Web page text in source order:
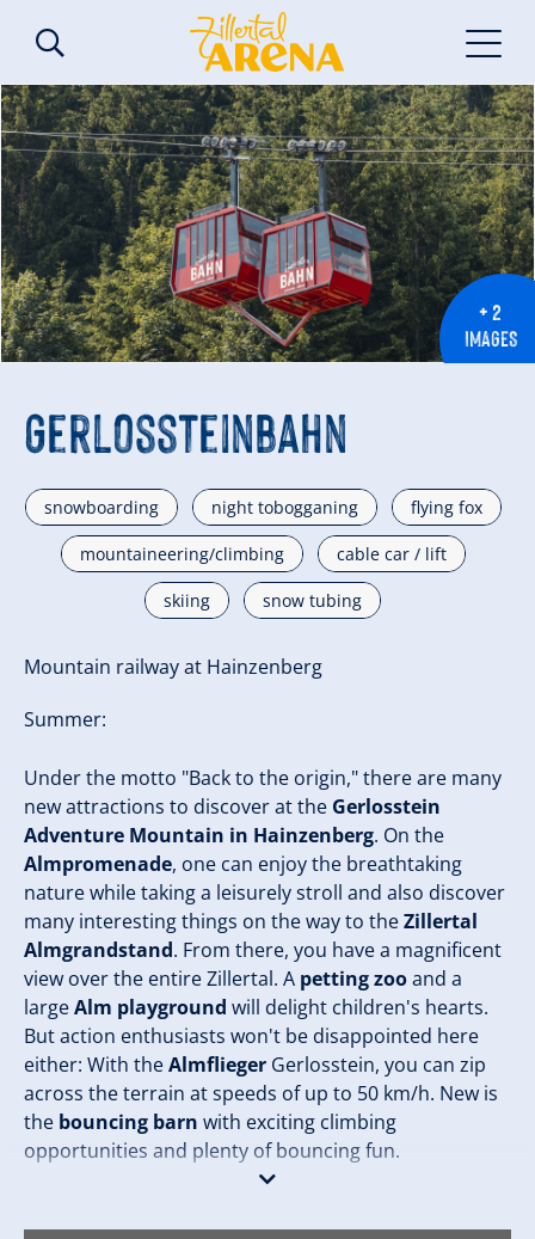
+ 2
IMAGES
Gerlossteinbahn
snowboarding night tobogganing flying fox
mountaineering/climbing cable car / lift
skiing snow tubing
Mountain railway at Hainzenberg
Summer:
Under the motto "Back to the origin," there are many
new attractions to discover at the Gerlosstein
Adventure Mountain in Hainzenberg. On the
Almpromenade, one can enjoy the breathtaking
nature while taking a leisurely stroll and also discover
many interesting things on the way to theZillertal
Almgrandstand. From there, you have a magnificent
view over the entire Zillertal. A petting zooand a
largeAlm playground will delight children's hearts.
But action enthusiasts won't be disappointed here
either: With theAlmflieger Gerlosstein, you can zip
across the terrain at speeds of up to 50 km/h. New is
the bouncing barn with exciting climbing
opportunities and plenty of bouncing fun.